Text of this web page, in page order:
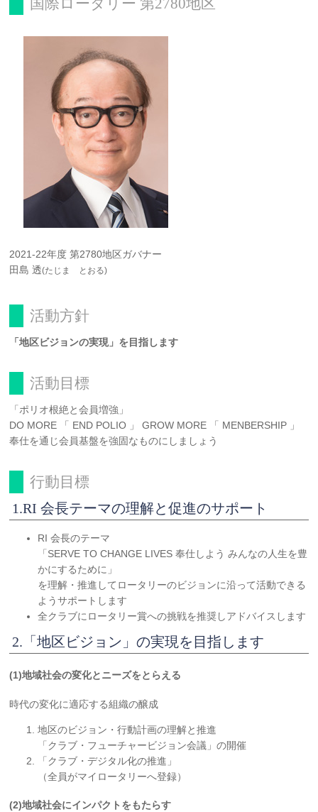
国際ロータリー 第2780地区
2021-22年度 第2780地区ガバナー
田島 透(たじま とおる)
活動方針
「地区ビジョンの実現」を目指します
活動目標
「ポリオ根絶と会員増強」
DO MORE 「 END POLIO 」 GROW MORE 「 MENBERSHIP 」
奉仕を通じ会員基盤を強固なものにしましょう
行動目標
1.RI 会長テーマの理解と促進のサポート
RI 会長のテーマ
「SERVE TO CHANGE LIVES 奉仕しよう みんなの人生を豊
かにするために」
を理解・推進してロータリーのビジョンに沿って活動できる
ようサポートします
全クラブにロータリー賞への挑戦を推奨しアドバイスします
2.「地区ビジョン」の実現を目指します
(1)地域社会の変化とニーズをとらえる
時代の変化に適応する組織の醸成
地区のビジョン・行動計画の理解と推進
「クラブ・フューチャービジョン会議」の開催
「クラブ・デジタル化の推進」
（全員がマイロータリーへ登録）
(2)地域社会にインパクトをもたらす